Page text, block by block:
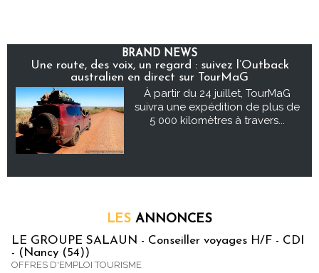
BRAND NEWS
Une route, des voix, un regard : suivez l’Outback
australien en direct sur TourMaG
À partir du 24 juillet, TourMaG
suivra une expédition de plus de
5 000 kilomètres à travers...
LES ANNONCES
LE GROUPE SALAUN - Conseiller voyages H/F - CDI
- (Nancy (54))
OFFRES D'EMPLOI TOURISME